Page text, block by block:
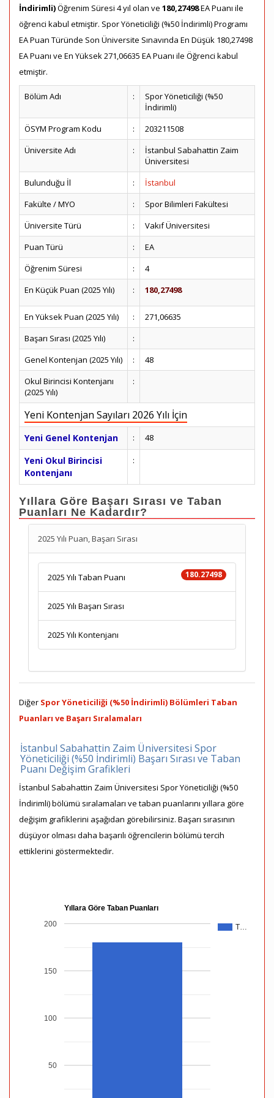
İndirimli)Öğrenim Süresi 4 yıl olan ve 180,27498EA Puanı ile
öğrenci kabul etmiştir. Spor Yöneticiliği (%50 İndirimli) Programı
EA Puan Türünde Son Üniversite Sınavında En Düşük 180,27498
EA Puanı ve En Yüksek 271,06635 EA Puanı ile Öğrenci kabul
etmiştir.
Bölüm Adı :
Spor Yöneticiliği (%50
İndirimli)
ÖSYM Program Kodu
:
203211508
Üniversite Adı
:
İstanbul Sabahattin Zaim
Üniversitesi
Bulunduğu İl
:
İstanbul
Fakülte / MYO
:
Spor Bilimleri Fakültesi
Üniversite Türü
:
Vakıf Üniversitesi
Puan Türü
:
EA
Öğrenim Süresi
:
4
En Küçük Puan (2025 Yılı)
: 180,27498
En Yüksek Puan (2025 Yılı) :
271,06635
Başarı Sırası (2025 Yılı)
:
Genel Kontenjan (2025 Yılı)
:
48
Okul Birincisi Kontenjanı
(2025 Yılı)
:
Yeni Kontenjan Sayıları 2026 Yılı İçin
Yeni Genel Kontenjan : 48
Yeni Okul Birincisi
Kontenjanı
:
Yıllara Göre Başarı Sırası ve Taban
Puanları Ne Kadardır?
2025 Yılı Puan, Başarı Sırası
180.27498
2025 Yılı Taban Puanı
2025 Yılı Başarı Sırası
2025 Yılı Kontenjanı
Diğer Spor Yöneticiliği (%50 İndirimli) Bölümleri Taban
Puanları ve Başarı Sıralamaları
İstanbul Sabahattin Zaim Üniversitesi Spor
Yöneticiliği (%50 İndirimli) Başarı Sırası ve Taban
Puanı Değişim Grafikleri
İstanbul Sabahattin Zaim Üniversitesi Spor Yöneticiliği (%50
İndirimli) bölümü sıralamaları ve taban puanlarını yıllara göre
değişim grafiklerini aşağıdan görebilirsiniz. Başarı sırasının
düşüyor olması daha başarılı öğrencilerin bölümü tercih
ettiklerini göstermektedir.
Yıllara Göre Taban Puanları
T…
50
100
150
200